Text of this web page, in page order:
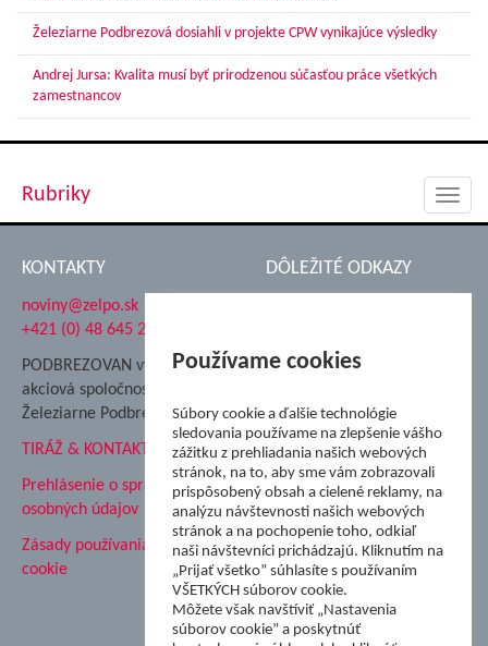
Železiarne Podbrezová dosiahli v projekte CPW vynikajúce výsledky
Andrej Jursa: Kvalita musí byť prirodzenou súčasťou práce všetkých
zamestnancov
Rubriky
KONTAKTY
noviny@zelpo.sk
+421 (0) 48 645 2711
PODBREZOVAN vydáva
akciová spoločnosť
Železiarne Podbrezová
TIRÁŽ & KONTAKT
Prehlásenie o spracovaní
osobných údajov
Zásady používania súborov
cookie
DÔLEŽITÉ ODKAZY
Nadácia Železiarne
ŽP Informatika s.r.o.
ŠK Železiarne Podbrezová
Tále a.s.
Používame cookies
Súbory cookie a ďalšie technológie
sledovania používame na zlepšenie vášho
zážitku z prehliadania našich webových
stránok, na to, aby sme vám zobrazovali
prispôsobený obsah a cielené reklamy, na
analýzu návštevnosti našich webových
stránok a na pochopenie toho, odkiaľ
naši návštevníci prichádzajú. Kliknutím na
„Prijať všetko” súhlasíte s používaním
VŠETKÝCH súborov cookie.
Môžete však navštíviť „Nastavenia
súborov cookie” a poskytnúť